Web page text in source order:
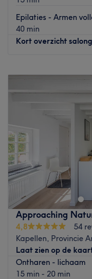
Epilaties - Armen
40 min
Kort overzicht
Woensdag
Zondag
.
Approaching
4,8
54
Kapellen, Provincie
Laat zien op de
Ontharen - lichaam
15 min - 20 min